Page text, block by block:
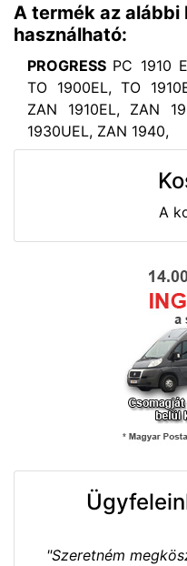
A termék az
használható:
PROGRESS PC 1910
TO 1900EL, TO
ZAN 1910EL, ZAN
1930UEL, ZAN 1940,
A
"Szeretném